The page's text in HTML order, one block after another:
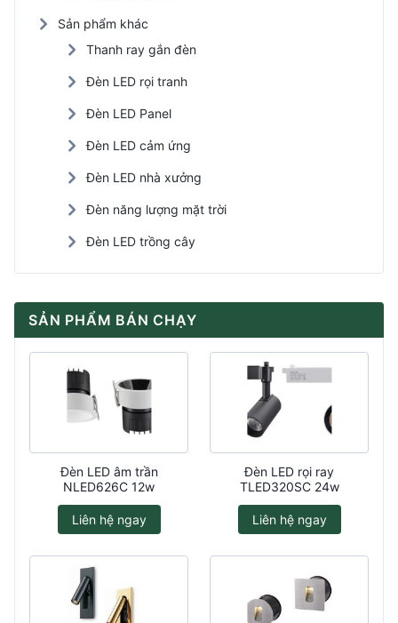
Sản phẩm khác
Thanh ray gắn đèn
Đèn LED rọi tranh
Đèn LED Panel
Đèn LED cảm ứng
Đèn LED nhà xưởng
Đèn năng lượng mặt trời
Đèn LED trồng cây
SẢN PHẨM BÁN CHẠY
Đèn LED âm trần
NLED626C 12w
Liên hệ ngay
Đèn LED rọi ray
TLED320SC 24w
Liên hệ ngay